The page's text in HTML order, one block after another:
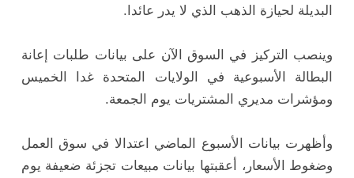
البديلة لحيازة الذهب الذي لا يدر عائدا.
وينصب التركيز في السوق الآن على بيانات طلبات إعانة
البطالة الأسبوعية في الولايات المتحدة غدا الخميس
ومؤشرات مديري المشتريات يوم الجمعة.
وأظهرت بيانات الأسبوع الماضي اعتدالا في سوق العمل
وضغوط الأسعار، أعقبتها بيانات مبيعات تجزئة ضعيفة يوم